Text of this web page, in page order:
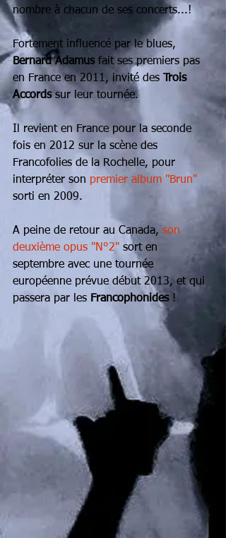
nombre à chacun de ses concerts...!
Fortement influencé par le blues,
Bernard Adamus fait ses premiers pas
en France en 2011, invité des
Trois
Accords sur leur tournée.
Il revient en France pour la seconde
fois en 2012 sur la scène des
Francofolies de la Rochelle, pour
interpréter son premier album "Brun"
sorti en 2009.
A peine de retour au Canada, son
deuxième opus "N°2" sort en
septembre avec une tournée
européenne prévue début 2013, et qui
passera par les Francophonides !